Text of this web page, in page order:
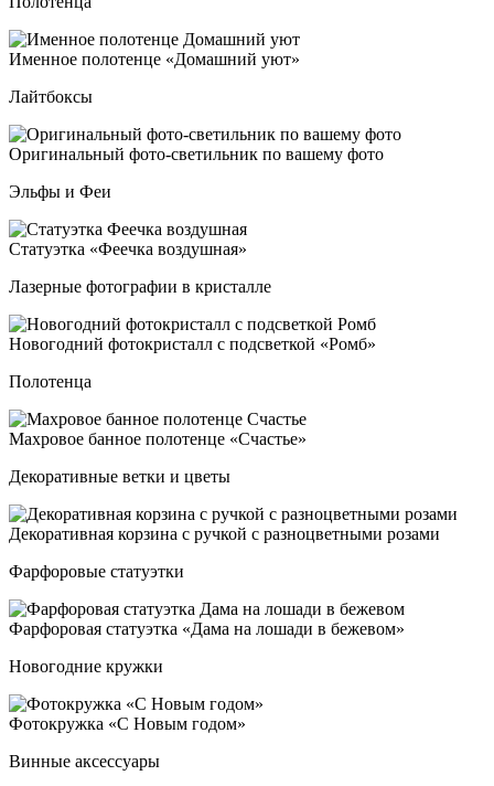
Имен­ное по­ло­тен­це «Домаш­ний уют»
Лайтбоксы
Ори­ги­наль­ный фо­то-све­тиль­ник по ва­ше­му фо­то
Эльфы и Феи
Ста­ту­эт­ка «Фееч­ка воз­душ­ная»
Лазерные фотографии в кристалле
Ново­год­ний фо­ток­рис­талл с под­свет­кой «Ромб»
Полотенца
Мах­ро­вое бан­ное по­ло­тен­це «Счастье»
Декоративные ветки и цветы
Деко­ра­тив­ная кор­зи­на с руч­кой с раз­ноц­вет­ны­ми ро­за­ми
Фарфоровые статуэтки
Фар­фо­ро­вая ста­ту­эт­ка «Дама на ло­ша­ди в бе­же­вом»
Новогодние кружки
Фоток­руж­ка «С Новым го­дом»
Винные аксессуары